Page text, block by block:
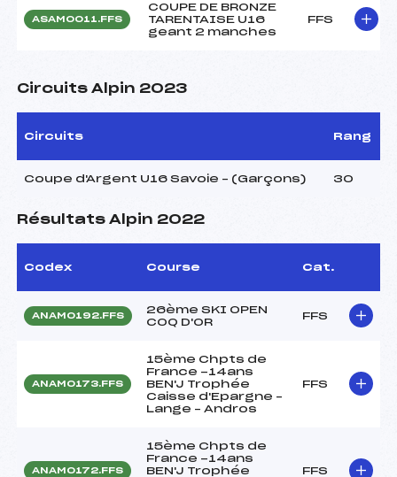
ASAM0011.FFS
COUPE DE BRONZE
TARENTAISE U16
geant 2 manches
FFS
Circuits Alpin 2023
Circuits Rang
Coupe d'Argent U16 Savoie – (Garçons) 30
Résultats Alpin 2022
Codex Course Cat.
ANAM0192.FFS
26ème SKI OPEN
COQ D'OR
FFS
ANAM0173.FFS
15ème Chpts de
France -14ans
BEN'J Trophée
Caisse d'Epargne –
Lange – Andros
FFS
ANAM0172.FFS
15ème Chpts de
France -14ans
BEN'J Trophée
FFS